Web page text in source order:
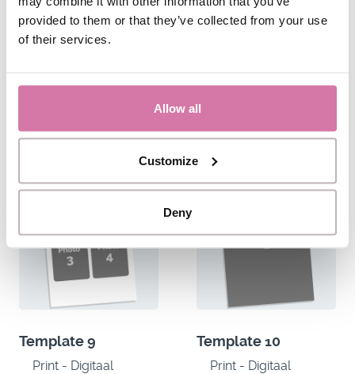
provided to them or that they’ve collected from your use
of their services.
Allow all
Customize
Deny
Template 7
Print
Template 8
Template 9
Print - Digitaal
Template 10
Print - Digitaal